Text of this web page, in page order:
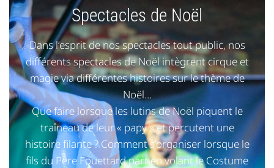
Spectacles de Noël
Dans l’esprit de nos spectacles tout public, nos
différents spectacles de Noël intègrent cirque et
magie via différentes histoires sur le thème de
Noël…
Que faire lorsque les lutins de Noël piquent le
traîneau de leur « papy » et percutent une
histoire filante ? Comment s’organiser lorsque le
fils du Père Fouettard part en volant le Costume